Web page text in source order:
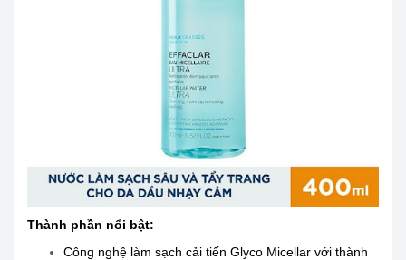
Thành phần nổi bật:
Công nghệ làm sạch cải tiến Glyco Micellar với thành